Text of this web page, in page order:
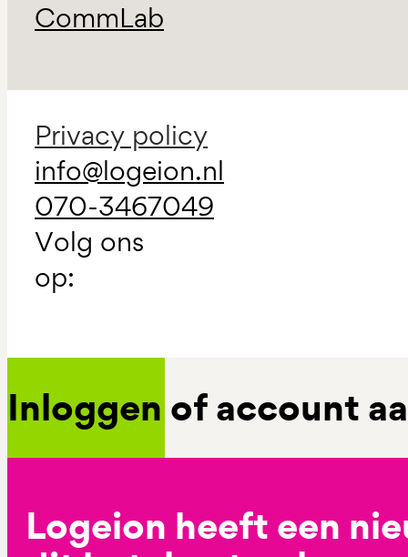
CommLab
Privacy policy
info@logeion.nl
070-3467049
Volg ons
op:
Inloggen of account
Logeion heeft een